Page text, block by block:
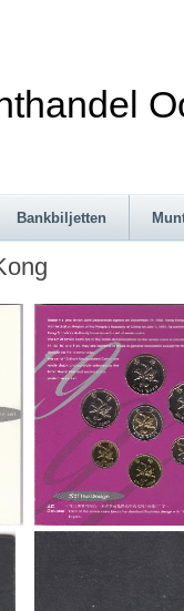
Bankbiljetten